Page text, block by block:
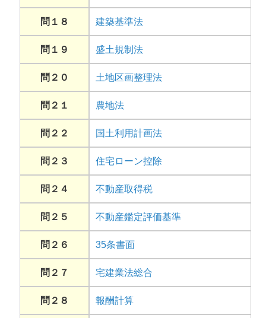
問１８ 建築基準法
問１９ 盛土規制法
問２０ 土地区画整理法
問２１ 農地法
問２２ 国土利用計画法
問２３ 住宅ローン控除
問２４ 不動産取得税
問２５ 不動産鑑定評価基準
問２６ 35条書面
問２７ 宅建業法総合
問２８ 報酬計算